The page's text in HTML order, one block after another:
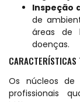
Inspeção
de
áreas de
doenças.
CARACTERÍSTICAS
Os núcleos de
profissionais